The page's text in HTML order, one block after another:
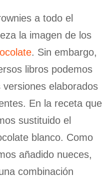
a todo el
la imagen de los
. Sin embargo,
libros podemos
elaborados
En la receta que
sustituido el
blanco. Como
añadido nueces,
combinación